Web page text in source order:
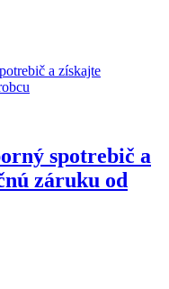
spotrebič a
záruku od